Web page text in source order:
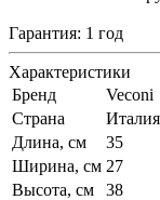
Гарантия: 1 год
Характеристики
Бренд
Veconi
Страна
Италия
Длина, см
35
Ширина, см 27
Высота, см
38